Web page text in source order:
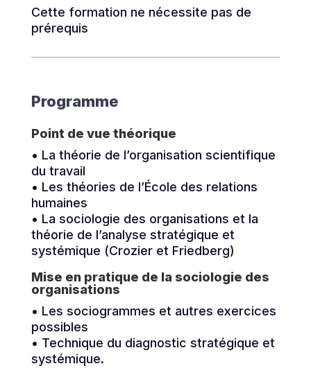
Cette formation ne nécessite pas de
prérequis
Programme
Point de vue théorique
• La théorie de l’organisation scientifique
du travail
• Les théories de l’École des relations
humaines
• La sociologie des organisations et la
théorie de l’analyse stratégique et
systémique (Crozier et Friedberg)
Mise en pratique de la sociologie des
organisations
• Les sociogrammes et autres exercices
possibles
• Technique du diagnostic stratégique et
systémique.